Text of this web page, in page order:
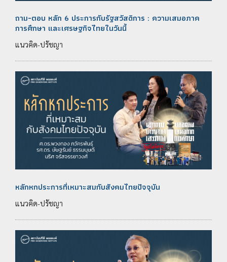
ถาม-ตอบ หลัก 6 ประการกับรัฐสวัสดิการ : ความเสมอภาค
การศึกษา และเศรษฐกิจไทยในวันนี้
แนวคิด-ปรัชญา
หลักหกประการที่เหมาะสมกับสังคมไทยปัจจุบัน
แนวคิด-ปรัชญา